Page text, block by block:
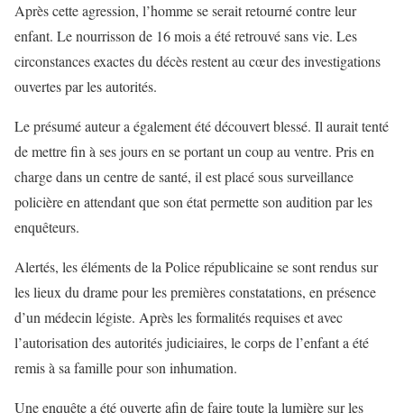
Après cette agression, l’homme se serait retourné contre leur
enfant. Le nourrisson de 16 mois a été retrouvé sans vie. Les
circonstances exactes du décès restent au cœur des investigations
ouvertes par les autorités.
Le présumé auteur a également été découvert blessé. Il aurait tenté
de mettre fin à ses jours en se portant un coup au ventre. Pris en
charge dans un centre de santé, il est placé sous surveillance
policière en attendant que son état permette son audition par les
enquêteurs.
Alertés, les éléments de la Police républicaine se sont rendus sur
les lieux du drame pour les premières constatations, en présence
d’un médecin légiste. Après les formalités requises et avec
l’autorisation des autorités judiciaires, le corps de l’enfant a été
remis à sa famille pour son inhumation.
Une enquête a été ouverte afin de faire toute la lumière sur les